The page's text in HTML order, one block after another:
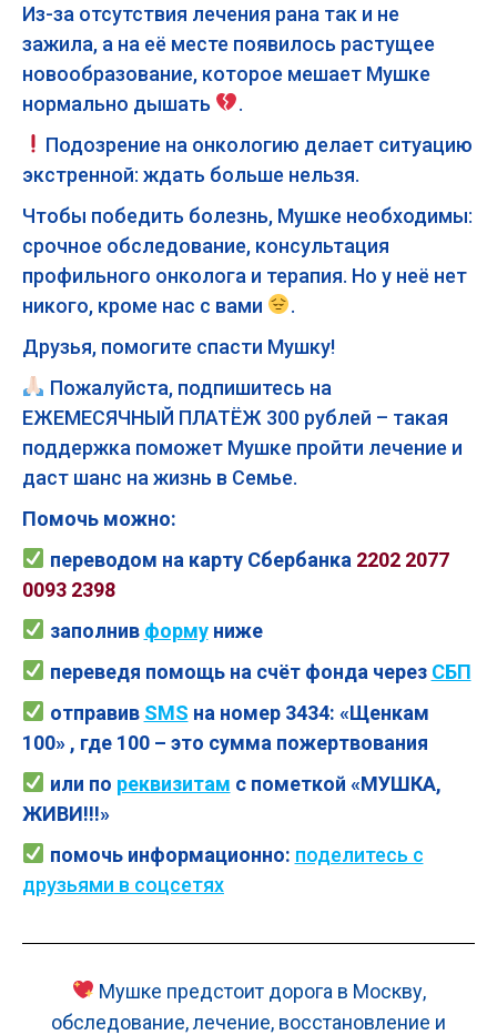
Из-за отсутствия лечения рана так и не
зажила, а на её месте появилось растущее
новообразование, которое мешает Мушке
нормально дышать
.
Подозрение на онкологию делает ситуацию
экстренной: ждать больше нельзя.
Чтобы победить болезнь, Мушке необходимы:
срочное обследование, консультация
профильного онколога и терапия. Но у неё нет
никого, кроме нас с вами
.
Друзья, помогите спасти Мушку!
Пожалуйста, подпишитесь на
ЕЖЕМЕСЯЧНЫЙ ПЛАТЁЖ 300 рублей – такая
поддержка поможет Мушке пройти лечение и
даст шанс на жизнь в Семье.
Помочь можно:
переводом на карту Сбербанка 2202 2077
0093 2398
заполнив формуниже
переведя помощь на счёт фонда через СБП
отправив SMS на номер 3434: «Щенкам
100» , где 100 – это сумма пожертвования
или по реквизитам с пометкой «МУШКА,
ЖИВИ!!!»
помочь информационно: поделитесь с
друзьями в соцсетях
Мушке предстоит дорога в Москву,
обследование, лечение, восстановление и